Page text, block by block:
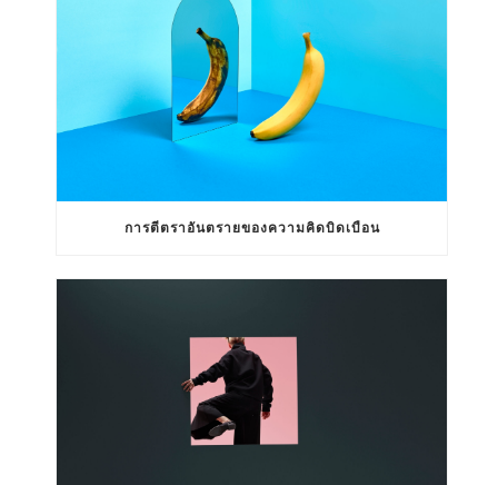
การตีตราอันตรายของความคิดบิดเบือน